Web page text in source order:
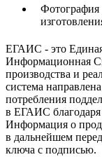
Фотография
ЕГАИС - это Единая
Информационная
производства и
система
потребления
в ЕГАИС благодаря
Информация о
в дальнейшем
ключа с подписью.